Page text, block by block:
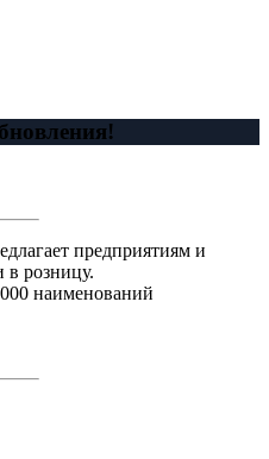
предприятиям и
розницу.
наименований